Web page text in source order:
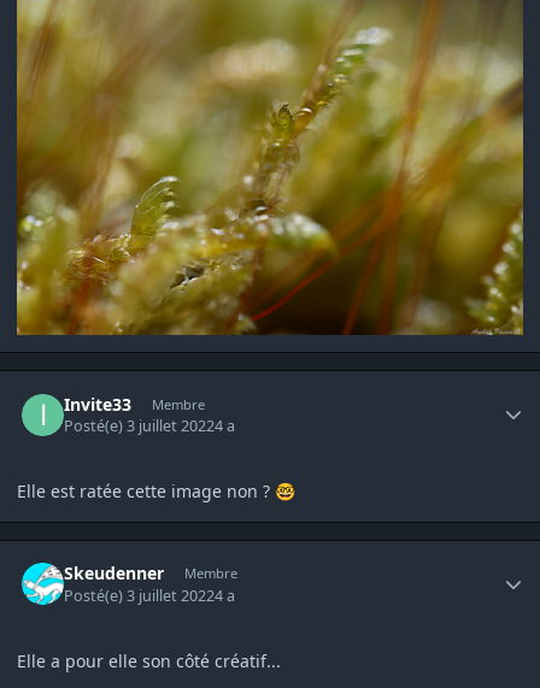
Invite33 Membre
Posté(e)3 juillet 20224 a
Elle est ratée cette image non ? 🤓
Skeudenner Membre
Posté(e)3 juillet 20224 a
Elle a pour elle son côté créatif...